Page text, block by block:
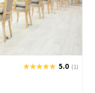
★★★★★
★★★★★ 5.0 (1)